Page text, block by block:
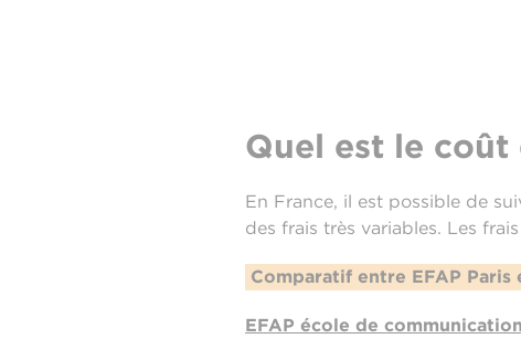
Quel est le coût
En France, il est possible de
des frais très variables. Les
Comparatif entre EFAP Paris
EFAP école de